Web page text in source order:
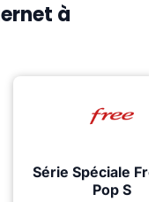
à
Série Spéciale
Pop S